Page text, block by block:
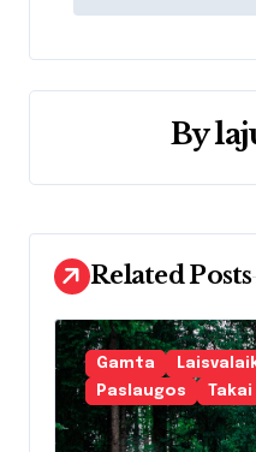
i
a
c
i
j
a
t
By
Related Posts
Gamta
Paslaugos
Takai